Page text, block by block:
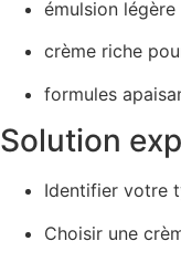
émulsion
crème riche
formules
Solution
Identifier votre
Choisir une